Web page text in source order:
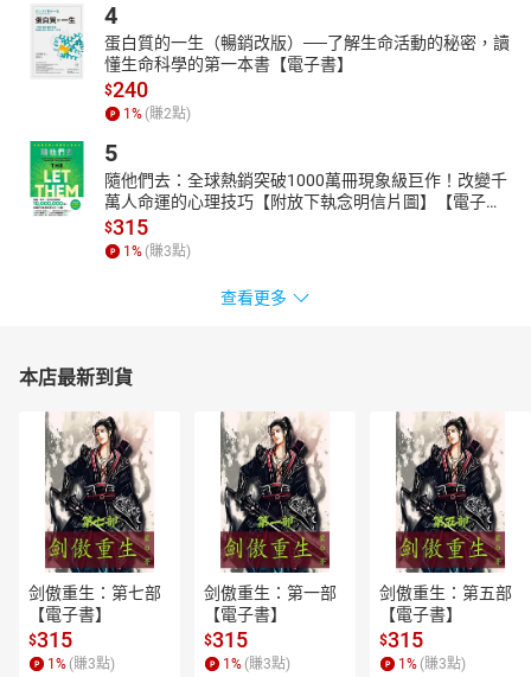
透過「創意性思考」這條路徑，觀察兩幅畫作不同，
帶領孩子有結構的從人、農作物、人造物、動物等不同項目觀
察與記錄，
在兩幅作品中「找一找」彼此間最明顯的相似處，「想一想」
為什麼，「比一比」最明顯的相異處。
經過前面比較異同的思考歷程，
大人再使用「我以前認為……我現在認為……」的思考路徑引導統
整，
最後才帶出拾穗文化的內涵與精神，翻轉過往一開始就直接切
入畫作內涵的導覽模式。
又如以〈自由引領人民〉畫作為例，
將孩子們的細緻觀察，用人事時地物形狀等方式分類後，
再透過「這幅畫讓我想到……」的引導語，連結孩子說出「我／
我們」的生活經驗，
甚至對大一些的孩子，可以更深度引導說出自己身為地球公
民，可扮演哪些積極角色。
全書12幅畫作引導，都有實踐歷程的對話紀錄可供借鏡參照與
運用，
讓第一次帶領孩子踏入名畫世界的大人，也能心有所本不害
怕。
看藝術，學思考！
就從選定一塊思考肌肉、觀察一幅名畫開始，
6大思考稟性，20條思考路徑，相互援引靈活運用，
4
蛋白質的一生（暢銷改版）──了解生命活動的秘密，讀
懂生命科學的第一本書【電子書】
$240
1 % (賺2點)
5
隨他們去：全球熱銷突破1000萬冊現象級巨作！改變千
萬人命運的心理技巧【附放下執念明信片圖】【電子
書】
$315
1 % (賺3點)
查看更多
本店最新到貨
剑傲重生：第七部
【電子書】
$315
1 % (賺3點)
剑傲重生：第一部
【電子書】
$315
1 % (賺3點)
剑傲重生：第五部
【電子書】
$315
1 % (賺3點)